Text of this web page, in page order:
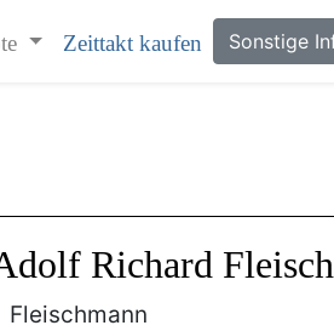
Zeittakt kaufen Sonstige
Richard
Fleischmann